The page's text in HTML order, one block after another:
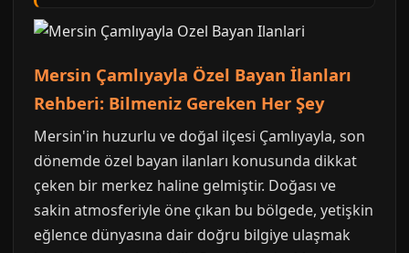
Mersin Çamlıyayla Özel Bayan İlanları
Rehberi: Bilmeniz Gereken Her Şey
Mersin'in huzurlu ve doğal ilçesi Çamlıyayla, son
dönemde özel bayan ilanları konusunda dikkat
çeken bir merkez haline gelmiştir. Doğası ve
sakin atmosferiyle öne çıkan bu bölgede, yetişkin
eğlence dünyasına dair doğru bilgiye ulaşmak